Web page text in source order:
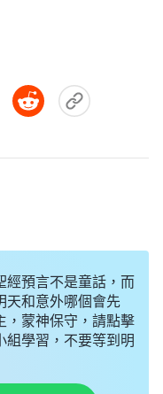
經預言不是童話，而
天和意外哪個會先
，蒙神保守，請點擊
學習，不要等到明